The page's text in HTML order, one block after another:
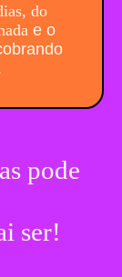
do
e o
pode
ser!